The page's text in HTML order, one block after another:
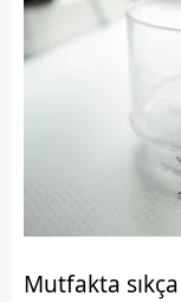
Mutfakta